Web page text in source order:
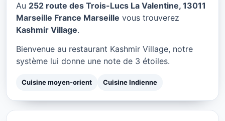
Kashmir Village à Marseille
★ 3/5
Au 252 route des Trois-Lucs La Valentine, 13011
Marseille France Marseille vous trouverez
Kashmir Village.
Bienvenue au restaurant Kashmir Village, notre
système lui donne une note de 3 étoiles.
Cuisine moyen-orient Cuisine Indienne